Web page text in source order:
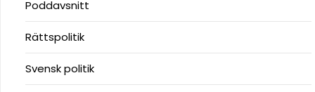
Poddavsnitt
Rättspolitik
Svensk politik